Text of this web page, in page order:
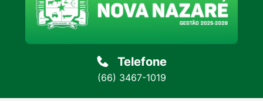
Telefone
(66) 3467-1019